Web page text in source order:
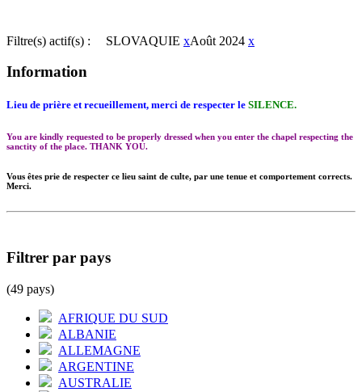
Filtre(s) actif(s) : SLOVAQUIE xAoût 2024 x
Information
Lieu de prière et recueillement, merci de respecter le SILENCE.
You are kindly requested to be properly dressed when you enter the chapel respecting the
sanctity of the place. THANK YOU.
Vous êtes prie de respecter ce lieu saint de culte, par une tenue et comportement corrects.
Merci.
Filtrer par pays
(49 pays)
AFRIQUE DU SUD
ALBANIE
ALLEMAGNE
ARGENTINE
AUSTRALIE